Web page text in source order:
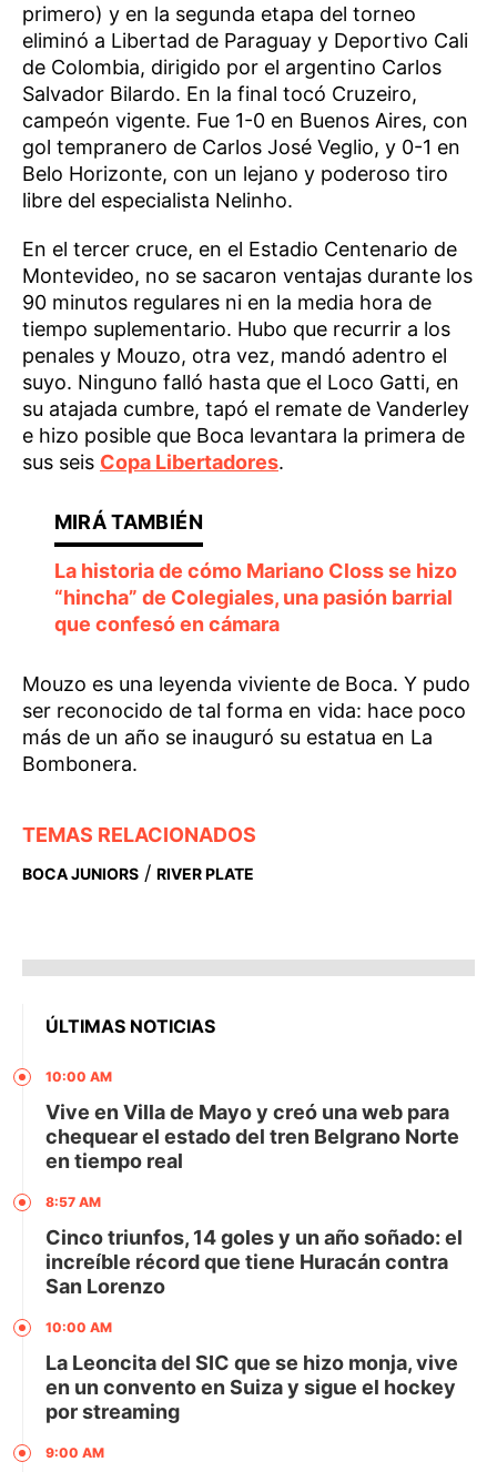
primero) y en la segunda etapa del torneo
eliminó a Libertad de Paraguay y Deportivo Cali
de Colombia, dirigido por el argentino Carlos
Salvador Bilardo. En la final tocó Cruzeiro,
campeón vigente. Fue 1-0 en Buenos Aires, con
gol tempranero de Carlos José Veglio, y 0-1 en
Belo Horizonte, con un lejano y poderoso tiro
libre del especialista Nelinho.
En el tercer cruce, en el Estadio Centenario de
Montevideo, no se sacaron ventajas durante los
90 minutos regulares ni en la media hora de
tiempo suplementario. Hubo que recurrir a los
penales y Mouzo, otra vez, mandó adentro el
suyo. Ninguno falló hasta que el Loco Gatti, en
su atajada cumbre, tapó el remate de Vanderley
e hizo posible que Boca levantara la primera de
sus seis Copa Libertadores.
La historia de cómo Mariano Closs se hizo
“hincha” de Colegiales, una pasión barrial
que confesó en cámara
Mouzo es una leyenda viviente de Boca. Y pudo
ser reconocido de tal forma en vida: hace poco
más de un año se inauguró su estatua en La
Bombonera.
TEMAS RELACIONADOS
BOCA JUNIORS / RIVER PLATE
ÚLTIMAS NOTICIAS
10:00 AM
Vive en Villa de Mayo y creó una web para
chequear el estado del tren Belgrano Norte
en tiempo real
8:57 AM
Cinco triunfos, 14 goles y un año soñado: el
increíble récord que tiene Huracán contra
San Lorenzo
10:00 AM
La Leoncita del SIC que se hizo monja, vive
en un convento en Suiza y sigue el hockey
por streaming
9:00 AM